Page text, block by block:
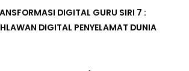
DIGITAL GURU SIRI 7 :
DIGITAL PENYELAMAT DUNIA